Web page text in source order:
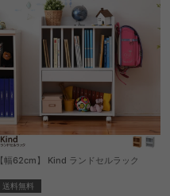
【幅62cm】 Kind ランドセルラック
送料無料